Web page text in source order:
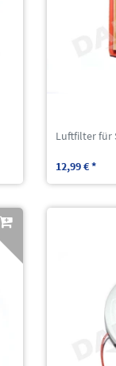
Luftfilter für
12,99 € *